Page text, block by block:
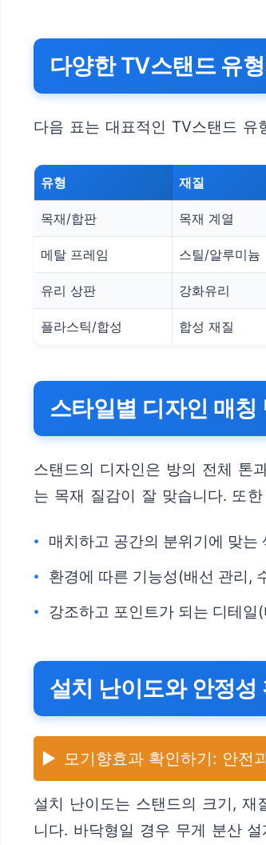
다양한 TV스탠드 유
다음 표는 대표적인 TV스탠드 유
유형 재질
목재/합판 목재 계열
메탈 프레임 스틸/알루미늄
유리 상판 강화유리
플라스틱/합성 합성 재질
스타일별 디자인 매칭
스탠드의 디자인은 방의 전체 톤
는 목재 질감이 잘 맞습니다. 또
매치하고 공간의 분위기에 맞는
환경에 따른 기능성(배선 관리,
강조하고 포인트가 되는 디테일
설치 난이도와 안정성
▶️ 모기향효과 확인하기: 안전
설치 난이도는 스탠드의 크기,
니다. 바닥형일 경우 무게 분산